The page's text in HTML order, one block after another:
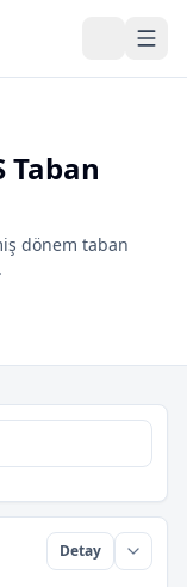
Taban
dönem taban
Detay